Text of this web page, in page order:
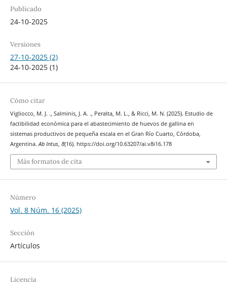
Publicado
24-10-2025
Versiones
27-10-2025 (2)
24-10-2025 (1)
Cómo citar
Vigliocco, M. J. ., Salminis, J. A. ., Peralta, M. L., & Ricci, M. N. (2025). Estudio de
factibilidad económica para el abastecimiento de huevos de gallina en
sistemas productivos de pequeña escala en el Gran Río Cuarto, Córdoba,
Argentina.Ab Intus, 8(16). https://doi.org/10.63207/ai.v8i16.178
Más formatos de cita
Número
Vol. 8 Núm. 16 (2025)
Sección
Artículos
Licencia